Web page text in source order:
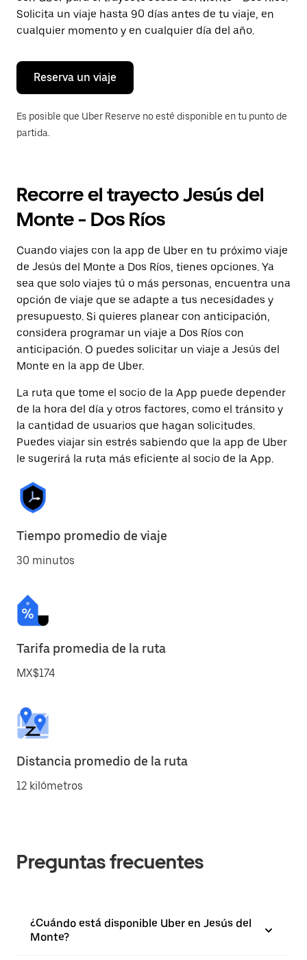
la
tecla Esc
para
el
calendario.
Solicita un viaje hasta 90 días antes de tu viaje, en
cualquier momento y en cualquier día del año.
Reserva un viaje
Es posible que Uber Reserve no esté disponible en tu punto de
partida.
Recorre el trayecto Jesús del
Monte - Dos Ríos
Cuando viajes con la app de Uber en tu próximo viaje
de Jesús del Monte a Dos Ríos, tienes opciones. Ya
sea que solo viajes tú o más personas, encuentra una
opción de viaje que se adapte a tus necesidades y
presupuesto. Si quieres planear con anticipación,
considera programar un viaje a Dos Ríos con
anticipación. O puedes solicitar un viaje a Jesús del
Monte en la app de Uber.
La ruta que tome el socio de la App puede depender
de la hora del día y otros factores, como el tránsito y
la cantidad de usuarios que hagan solicitudes.
Puedes viajar sin estrés sabiendo que la app de Uber
le sugerirá la ruta más eficiente al socio de la App.
Tiempo promedio de viaje
30 minutos
Tarifa promedia de la ruta
MX$174
Distancia promedio de la ruta
12 kilómetros
Preguntas frecuentes
¿Cuándo está disponible Uber en Jesús del
Monte?